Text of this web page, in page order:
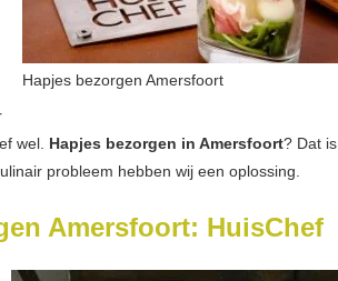
Hapjes bezorgen Amersfoort
wel. Hapjes bezorgen in Amersfoort? Dat is
probleem hebben wij een oplossing.
Amersfoort: HuisChef